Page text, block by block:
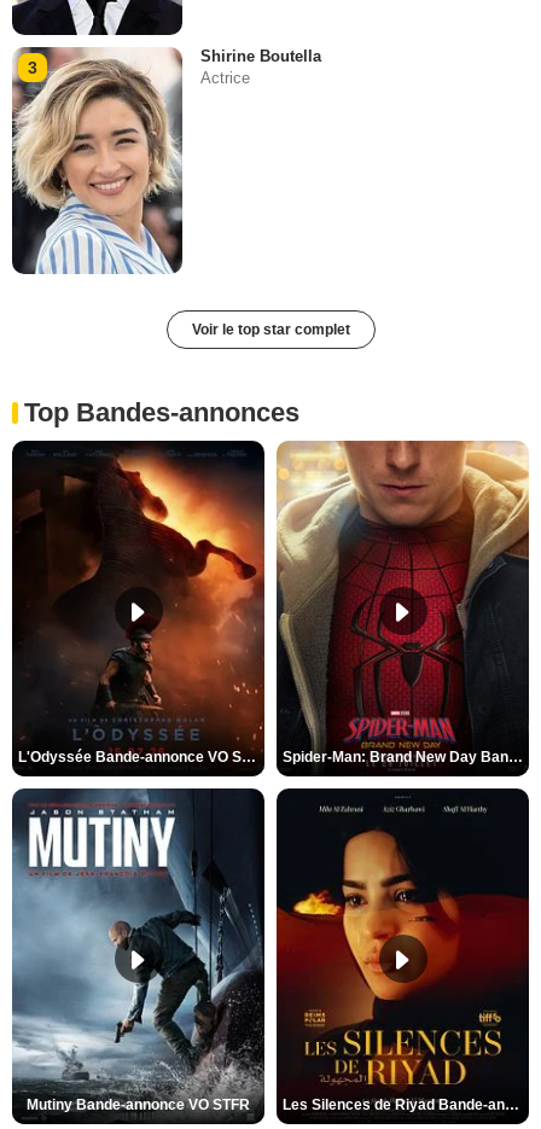
3
Shirine Boutella
Actrice
Voir le top star complet
Top Bandes-annonces
L'Odyssée Bande-annonce VO STFR Spider-Man: Brand New Day Bande-annonce VO STFR
Mutiny Bande-annonce VO STFR Les Silences de Riyad Bande-annonce VO STFR